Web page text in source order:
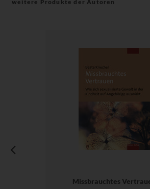
weitere Produkte der Autoren
Missbrauchtes